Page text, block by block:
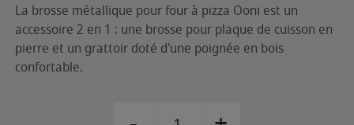
La brosse métallique pour four à pizza Ooni est un
accessoire 2 en 1 : une brosse pour plaque de cuisson en
pierre et un grattoir doté d'une poignée en bois
confortable.